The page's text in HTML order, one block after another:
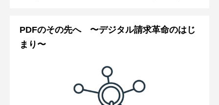
PDFのその先へ 〜デジタル請求革命のはじ
まり〜